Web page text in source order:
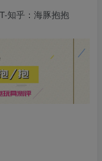
知乎：海豚抱抱